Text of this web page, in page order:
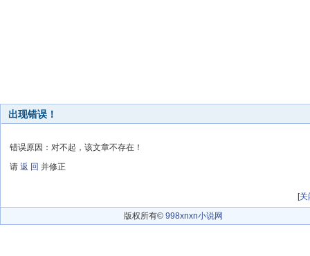
出现错误！
错误原因：对不起，该文章不存在！
请 返 回 并修正
[关
版权所有© 998xnxn小说网